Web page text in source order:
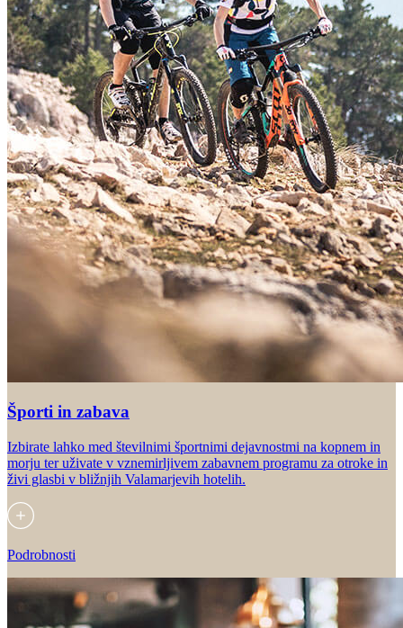
Športi in zabava
Izbirate lahko med številnimi športnimi dejavnostmi na kopnem in
morju ter uživate v vznemirljivem zabavnem programu za otroke in
živi glasbi v bližnjih Valamarjevih hotelih.
Podrobnosti